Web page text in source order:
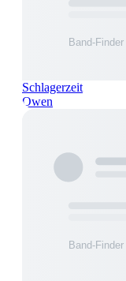
Schlagerzeit
Owen